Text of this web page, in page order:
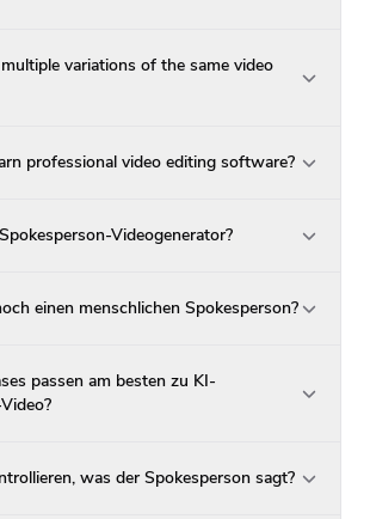
variations of the same video
professional video editing software?
Videogenerator?
einen menschlichen Spokesperson?
passen am besten zu KI-
was der Spokesperson sagt?